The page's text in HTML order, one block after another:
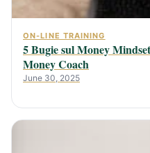
ON-LINE TRAINING
5 Bugie sul Money
Money Coach
June 30, 2025